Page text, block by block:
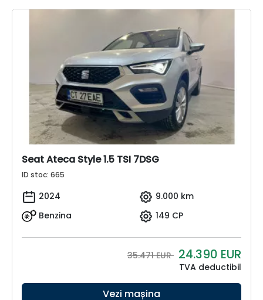
Seat Ateca Style 1.5 TSI 7DSG
ID stoc: 665
2024
9.000 km
Benzina
149 CP
35.471 EUR 24.390 EUR
TVA deductibil
Vezi mașina